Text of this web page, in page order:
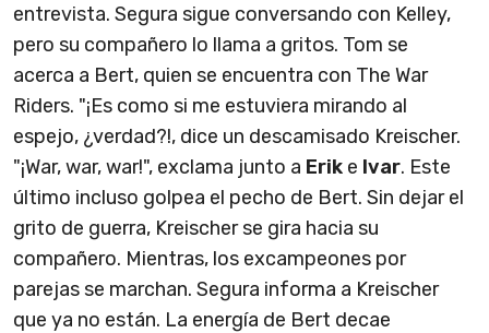
entrevista. Segura sigue conversando con Kelley,
pero su compañero lo llama a gritos. Tom se
acerca a Bert, quien se encuentra con The War
Riders. "¡Es como si me estuviera mirando al
espejo, ¿verdad?!, dice un descamisado Kreischer.
"¡War, war, war!", exclama junto a Erik e Ivar. Este
último incluso golpea el pecho de Bert. Sin dejar el
grito de guerra, Kreischer se gira hacia su
compañero. Mientras, los excampeones por
parejas se marchan. Segura informa a Kreischer
que ya no están. La energía de Bert decae